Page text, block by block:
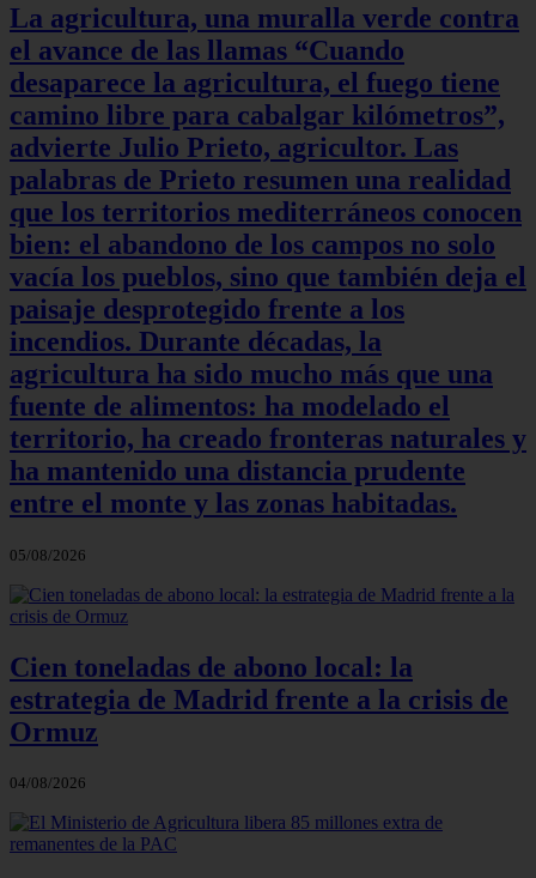
La agricultura, una muralla verde contra
el avance de las llamas “Cuando
desaparece la agricultura, el fuego tiene
camino libre para cabalgar kilómetros”,
advierte Julio Prieto, agricultor. Las
palabras de Prieto resumen una realidad
que los territorios mediterráneos conocen
bien: el abandono de los campos no solo
vacía los pueblos, sino que también deja el
paisaje desprotegido frente a los
incendios. Durante décadas, la
agricultura ha sido mucho más que una
fuente de alimentos: ha modelado el
territorio, ha creado fronteras naturales y
ha mantenido una distancia prudente
entre el monte y las zonas habitadas.
05/08/2026
Cien toneladas de abono local: la
estrategia de Madrid frente a la crisis de
Ormuz
04/08/2026